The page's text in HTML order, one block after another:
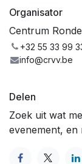
Organisator
Centrum
+32 55 33 99
info@crvv.be
Delen
Zoek uit wat
evenement, en